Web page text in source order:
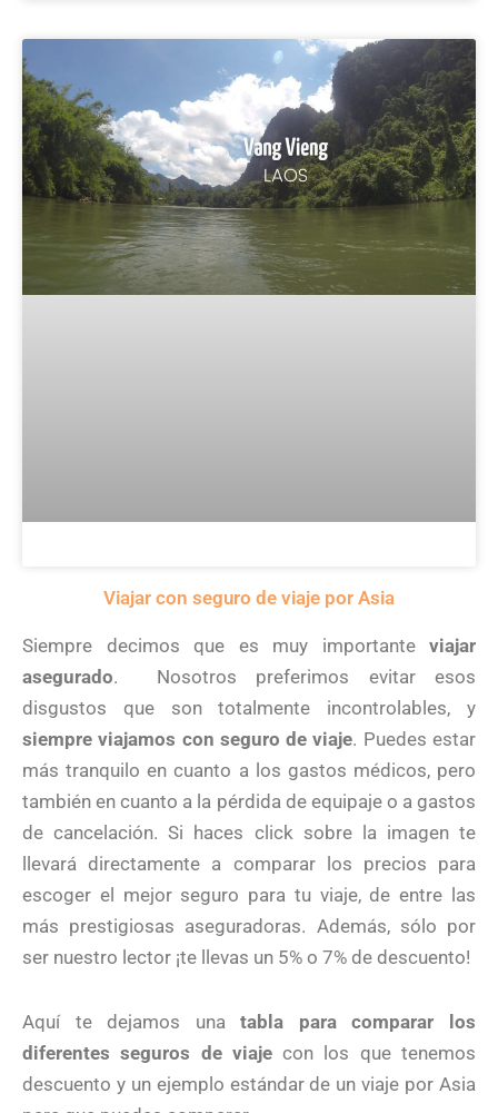
Viajar con seguro de viaje por Asia
Siempre decimos que es muy importante viajar
asegurado. Nosotros preferimos evitar esos
disgustos que son totalmente incontrolables, y
siempre viajamos con seguro de viaje. Puedes estar
más tranquilo en cuanto a los gastos médicos, pero
también en cuanto a la pérdida de equipaje o a gastos
de cancelación. Si haces click sobre la imagen te
llevará directamente a comparar los precios para
escoger el mejor seguro para tu viaje, de entre las
más prestigiosas aseguradoras. Además, sólo por
ser nuestro lector ¡te llevas un 5% o 7% de descuento!
Aquí te dejamos unatabla para comparar los
diferentes seguros de viajecon los que tenemos
descuento y un ejemplo estándar de un viaje por Asia